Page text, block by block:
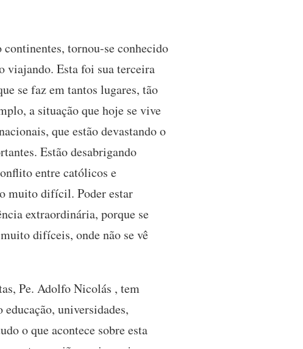
tornou-se conhecido
viajando. Esta foi sua terceira
se faz em tantos lugares, tão
a situação que hoje se vive
que estão devastando o
Estão desabrigando
entre católicos e
muito difícil. Poder estar
extraordinária, porque se
difíceis, onde não se vê
Pe. Adolfo Nicolás , tem
universidades,
o que acontece sobre esta